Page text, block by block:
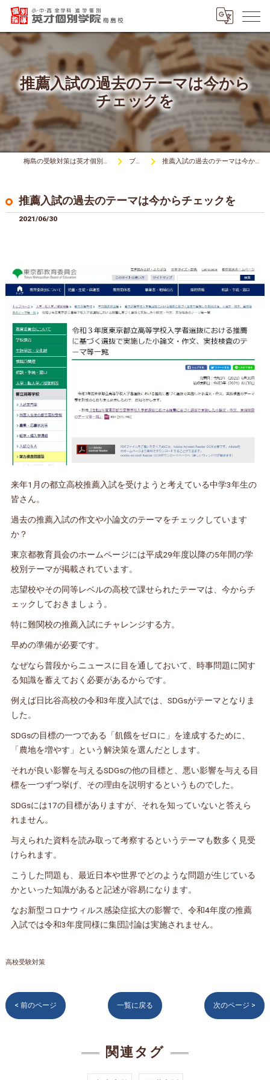
推薦入試の過去のテーマは今から
チェックを
梅島の受験対策は英才個別学院梅島校 ブログ 推薦入試の過去のテーマは今からチェックを
推薦入試の過去のテーマは今からチェックを
2021/06/30
来年1月の都立高校推薦入試を受けようと考えている中学3年生の
皆さん。
過去の推薦入試の作文や小論文のテーマをチェックしています
か？
東京都教育員会のホームページには平成29年度以降の5年間の学
校別テーマが掲載されています。
志望校やその同等レベルの高校で課せられたテーマは、今からチ
ェックしておきましょう。
特に難関校の推薦入試にチャレンジする方。
早めの準備が必要です。
なぜなら普段からニュースに目を通しておいて、時事問題に関す
る知識を蓄えておく必要があるからです。
例えば日比谷高校の令和3年度入試では、SDGsがテーマとなりま
した。
SDGsの目標の一つである「飢餓をゼロに」を達成するために、
「農地を増やす」という解決策を選んだとします。
それが良い影響を与えるSDGsの他の目標と、悪い影響を与える目
標を一つずつ挙げ、その理由を説明するというものでした。
SDGsには17の目標がありますが、それを知っていないと答えら
れません。
与えられた資料を読み取って考察するというテーマも数多く見受
けられます。
こうした問題も、最近日本や世界でどのような問題が生じている
かといった知識があると記述が容易になります。
なお新型コロナウィルス感染症拡大の影響で、令和4年度の推薦
入試では令和3年度同様に集団討論は実施されません。
高校受験対策
< 前のページ 一覧に戻る 次のページ >
関連タグ